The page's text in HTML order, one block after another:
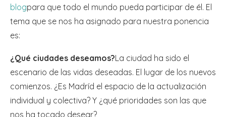
blogpara que todo el mundo pueda participar de él. El
tema que se nos ha asignado para nuestra ponencia
es:
¿Qué ciudades deseamos?La ciudad ha sido el
escenario de las vidas deseadas. El lugar de los nuevos
comienzos. ¿Es Madríd el espacio de la actualización
individual y colectiva? Y ¿qué prioridades son las que
nos ha tocado desear?